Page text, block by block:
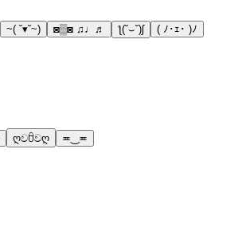
~( ˘▾˘~) ◙▒◙ ♫♩♬ ƪ(˘⌣˘)ʃ
( ﾉ･ｪ･ )ﾉ
ღවꇳවღ ≖‿≖